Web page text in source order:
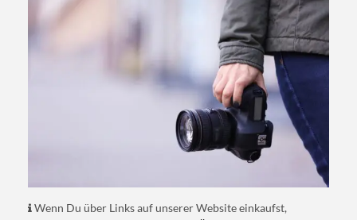
Wenn Du über Links auf unserer Website einkaufst,